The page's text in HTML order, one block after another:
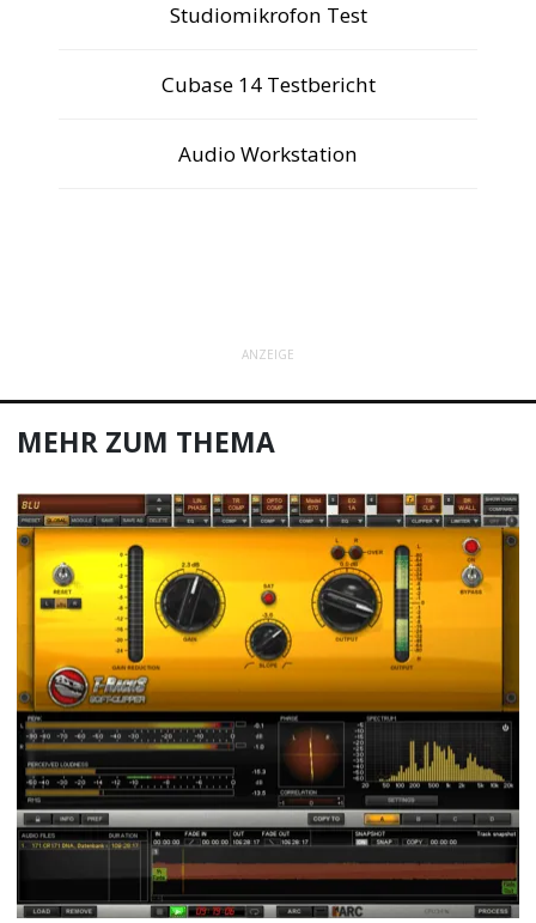
Studiomikrofon Test
Cubase 14 Testbericht
Audio Workstation
ANZEIGE
MEHR ZUM THEMA